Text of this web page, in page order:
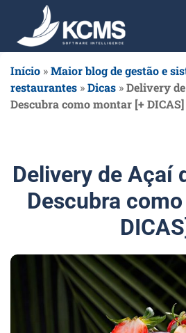
Início »Maior blog de gestão e
restaurantes »Dicas »Delivery
Descubra como montar [+ DICAS]
Delivery de Açaí
Descubra
DICAS]